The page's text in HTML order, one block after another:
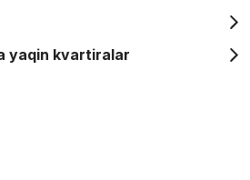
yaqin kvartiralar